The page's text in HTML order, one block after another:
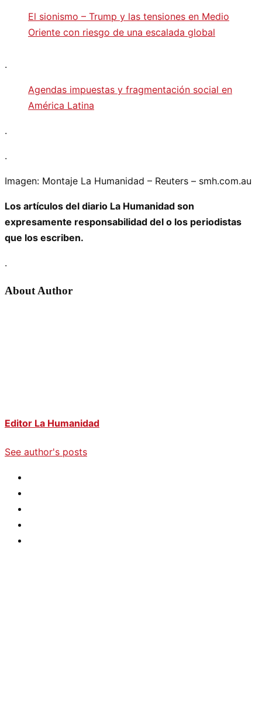
El sionismo – Trump y las tensiones en Medio
Oriente con riesgo de una escalada global
.
Agendas impuestas y fragmentación social en
América Latina
.
.
Imagen: Montaje La Humanidad – Reuters – smh.com.au
Los artículos del diario La Humanidad son
expresamente responsabilidad del o los periodistas
que los escriben.
.
About Author
Editor La Humanidad
See author's posts